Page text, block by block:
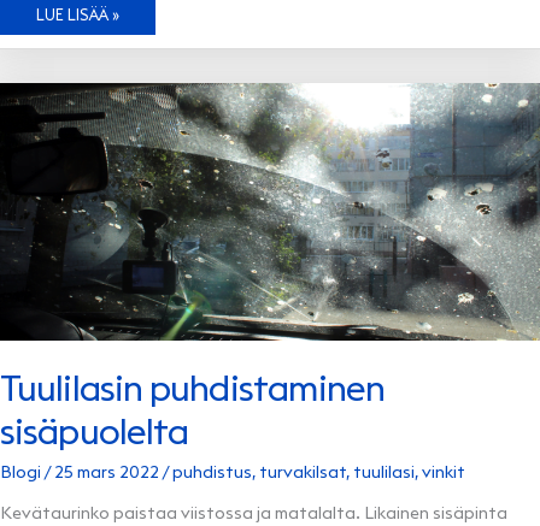
ENERGIATEHOKASTA
–
SÄHKÖÄ
ENSI
TALVENA
LUE LISÄÄ »
Tuulilasin puhdistaminen
sisäpuolelta
Blogi /25 mars 2022 /puhdistus, turvakilsat, tuulilasi,vinkit
Kevätaurinko paistaa viistossa ja matalalta. Likainen sisäpinta